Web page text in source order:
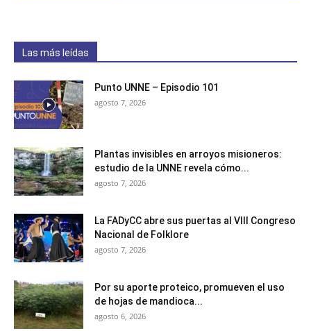
Las más leídas
Punto UNNE – Episodio 101
agosto 7, 2026
Plantas invisibles en arroyos misioneros:
estudio de la UNNE revela cómo...
agosto 7, 2026
La FADyCC abre sus puertas al VIII Congreso
Nacional de Folklore
agosto 7, 2026
Por su aporte proteico, promueven el uso
de hojas de mandioca...
agosto 6, 2026